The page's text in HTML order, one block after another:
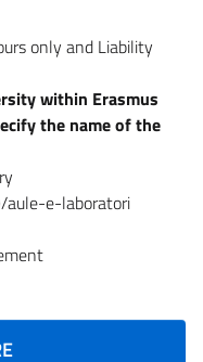
only and Liability
within Erasmus
the name of the
e-laboratori